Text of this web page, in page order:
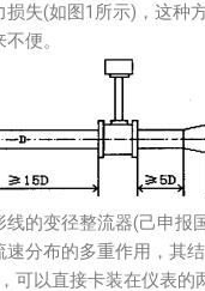
损失(如图1所示)，这种
便。
的变径整流器(己申报
速分布的多重作用，其
可以直接卡装在仪表的